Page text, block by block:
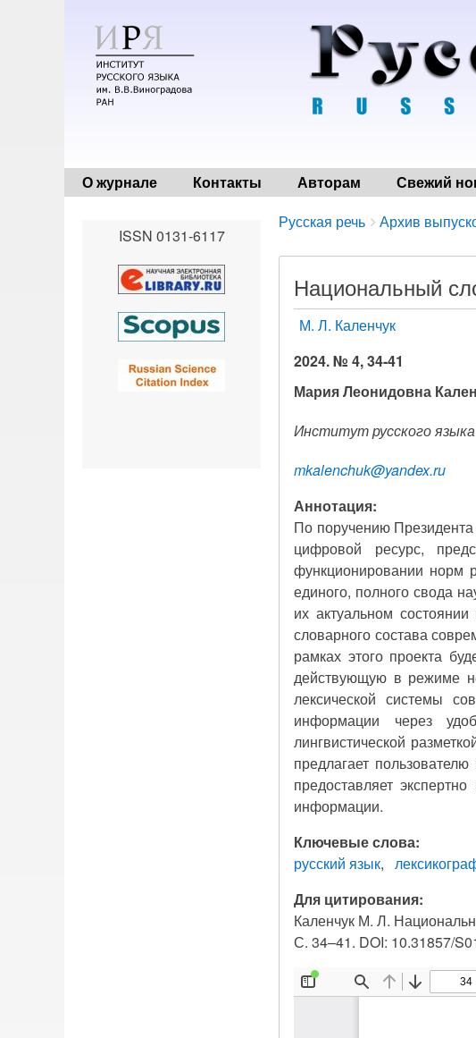
О журнале Контакты Авторам Свежий
Breadcrumbs
You
here:
Русская речь Архив
Национальный
М. Л. Каленчук
2024. № 4, 34-41
Мария Леонидовна
Институт русского
mkalenchuk@yandex.ru
Аннотация:
По поручению
цифровой ресурс,
функционировании норм
единого, полного свода
их актуальном
словарного состава
рамках этого проекта
действующую в режиме
лексической системы
информации через
лингвистической
предлагает
предоставляет
информации.
Ключевые слова:
русский язык
Для цитирования:
Каленчук М. Л.
С. 34–41. DOI: 10.31857/
ISSN 0131-6117